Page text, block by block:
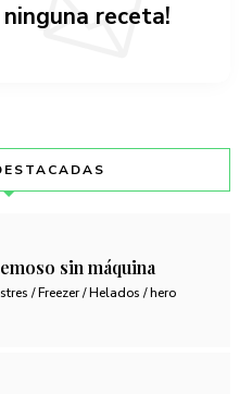
receta!
sin máquina
/ Freezer / Helados / hero